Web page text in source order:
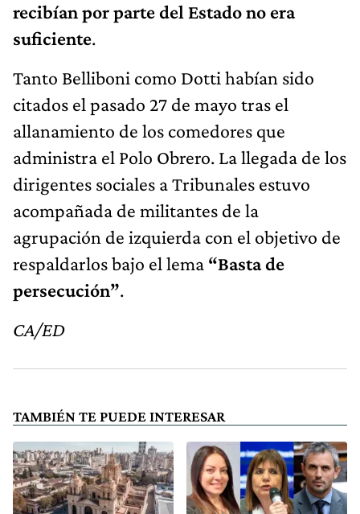
recibían por parte del Estado no era
suficiente.
Tanto Belliboni como Dotti habían sido
citados el pasado 27 de mayo tras el
allanamiento de los comedores que
administra el Polo Obrero. La llegada de los
dirigentes sociales a Tribunales estuvo
acompañada de militantes de la
agrupación de izquierda con el objetivo de
respaldarlos bajo el lema “Basta de
persecución”.
CA/ED
TAMBIÉN TE PUEDE INTERESAR